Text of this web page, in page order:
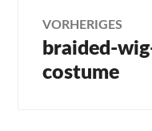
VORHERIGES
Vorheriger
Beitrag:
braided-
costume